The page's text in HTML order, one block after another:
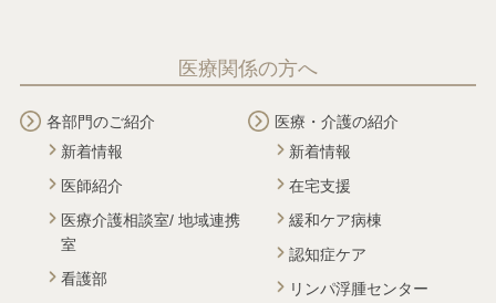
医療関係の方へ
各部門のご紹介
新着情報
医師紹介
医療介護相談室/ 地域連携
室
看護部
医療・介護の紹介
新着情報
在宅支援
緩和ケア病棟
認知症ケア
リンパ浮腫センター